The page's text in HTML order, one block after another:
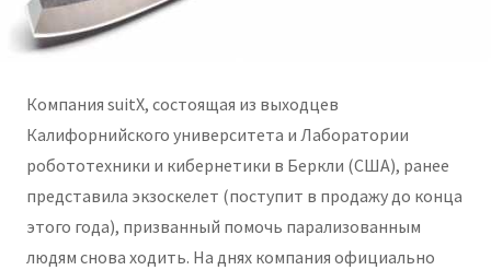
Компания suitX, состоящая из выходцев
Калифорнийского университета и Лаборатории
робототехники и кибернетики в Беркли (США), ранее
представила экзоскелет (поступит в продажу до конца
этого года), призванный помочь парализованным
людям снова ходить. На днях компания официально